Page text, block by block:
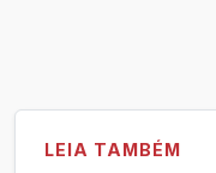
LEIA TAMBÉM